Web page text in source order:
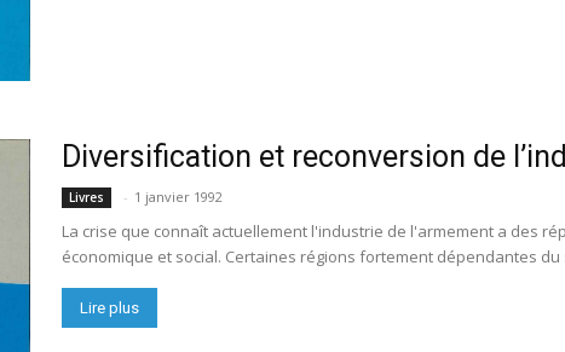
Diversification et reconversion de
Livres - 1 janvier 1992
La crise que connaît actuellement l'industrie de l'armement a des
économique et social. Certaines régions fortement dépendantes du
Lire plus